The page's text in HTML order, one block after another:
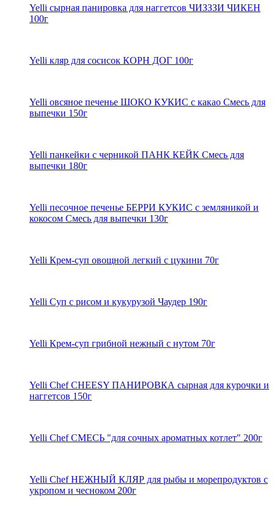
Yelli сырная панировка для наггетсов ЧИЗЗЗИ ЧИКЕН
100г
Yelli кляр для сосисок КОРН ДОГ 100г
Yelli овсяное печенье ШОКО КУКИС с какао Смесь для
выпечки 150г
Yelli панкейки с черникой ПАНК КЕЙК Смесь для
выпечки 180г
Yelli песочное печенье БЕРРИ КУКИС с земляникой и
кокосом Смесь для выпечки 130г
Yelli Крем-суп овощной легкий с цукини 70г
Yelli Суп с рисом и кукурузой Чаудер 190г
Yelli Крем-суп грибной нежный с нутом 70г
Yelli Chef CHEESY ПАНИРОВКА сырная для курочки и
наггетсов 150г
Yelli Chef СМЕСЬ "для сочных ароматных котлет" 200г
Yelli Chef НЕЖНЫЙ КЛЯР для рыбы и морепродуктов с
укропом и чесноком 200г